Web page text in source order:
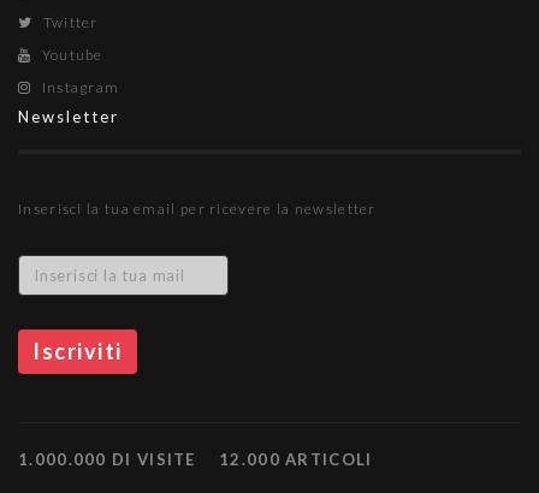
Twitter
Youtube
Instagram
Newsletter
Inserisci la tua email per ricevere la newsletter
1.000.000 DI VISITE 12.000 ARTICOLI